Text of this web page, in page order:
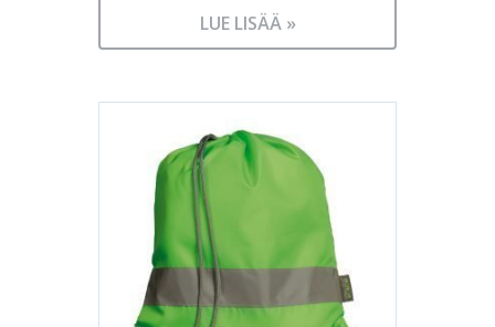
LUE LISÄÄ »